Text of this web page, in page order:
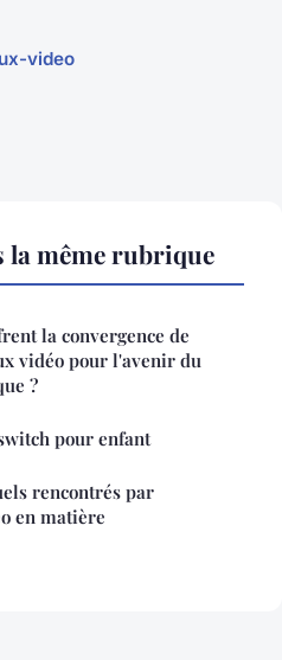
video
la même rubrique
la convergence de
vidéo pour l'avenir du
?
pour enfant
rencontrés par
en matière